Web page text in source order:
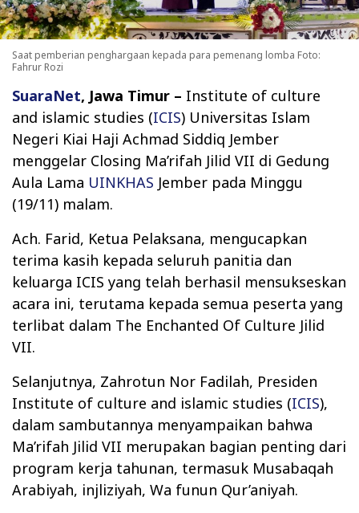
Saat pemberian penghargaan kepada para pemenang lomba Foto:
Fahrur Rozi
SuaraNet, Jawa Timur – Institute of culture
and islamic studies (ICIS) Universitas Islam
Negeri Kiai Haji Achmad Siddiq Jember
menggelar Closing Ma’rifah Jilid VII di Gedung
Aula Lama UINKHAS Jember pada Minggu
(19/11) malam.
Ach. Farid, Ketua Pelaksana, mengucapkan
terima kasih kepada seluruh panitia dan
keluarga ICIS yang telah berhasil mensukseskan
acara ini, terutama kepada semua peserta yang
terlibat dalam The Enchanted Of Culture Jilid
VII.
Selanjutnya, Zahrotun Nor Fadilah, Presiden
Institute of culture and islamic studies (ICIS),
dalam sambutannya menyampaikan bahwa
Ma’rifah Jilid VII merupakan bagian penting dari
program kerja tahunan, termasuk Musabaqah
Arabiyah, injliziyah, Wa funun Qur’aniyah.